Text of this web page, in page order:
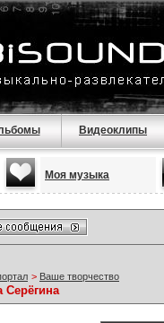
Видеоклипы
Моя музыка
> Ваше творчество
Серёгина